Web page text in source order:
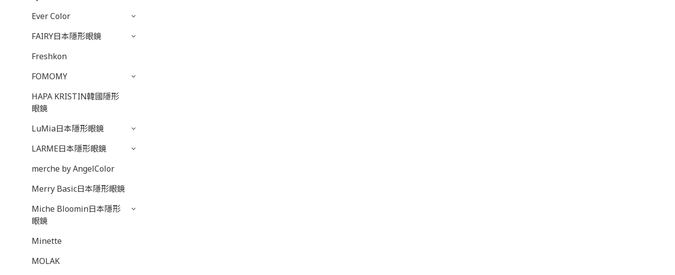
Ever Color
FAIRY日本隱形眼鏡
Freshkon
FOMOMY
HAPA KRISTIN韓國隱形
眼鏡
LuMia日本隱形眼鏡
LARME日本隱形眼鏡
merche by AngelColor
Merry Basic日本隱形眼鏡
Miche Bloomin日本隱形
眼鏡
Minette
MOLAK